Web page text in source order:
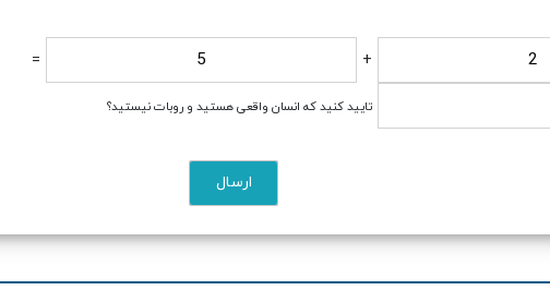
+
=
تایید کنید که انسان واقعی هستید و روبات نیستید؟